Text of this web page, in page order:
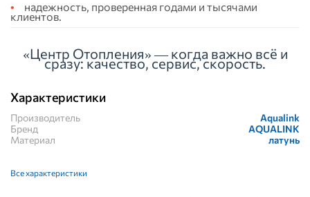
надежность, проверенная годами и тысячами
клиентов.
«Центр Отопления» — когда важно всё и
сразу: качество, сервис, скорость.
Характеристики
Производитель
Aqualink
Бренд
AQUALINK
Материал
латунь
Все характеристики